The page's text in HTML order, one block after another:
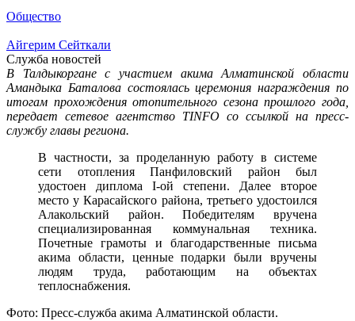
Общество
Айгерим Сейткали
Служба новостей
В Талдыкоргане с участием акима Алматинской области
Амандыка Баталова состоялась церемония награждения по
итогам прохождения отопительного сезона прошлого года,
передает сетевое агентство TINFO со ссылкой на пресс-
службу главы региона.
В частности, за проделанную работу в системе
сети отопления Панфиловский район был
удостоен диплома І-ой степени. Далее второе
место у Карасайского района, третьего удостоился
Алакольский район. Победителям вручена
специализированная коммунальная техника.
Почетные грамоты и благодарственные письма
акима области, ценные подарки были вручены
людям труда, работающим на объектах
теплоснабжения.
Фото: Пресс-служба акима Алматинской области.